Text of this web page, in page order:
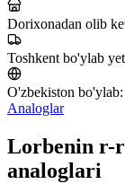
Dorixonadan olib
Toshkent bo'ylab
O'zbekiston bo'ylab:
Analoglar
Lorbenin r-
analoglari